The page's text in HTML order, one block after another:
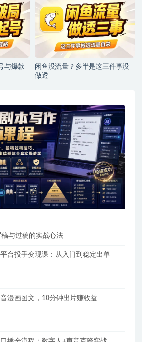
与爆款
闲鱼没流量？多半是这三件事没
做透
与过稿的实战心法
台投手变现课：从入门到稳定出单
漫画图文，10分钟出片赚收益